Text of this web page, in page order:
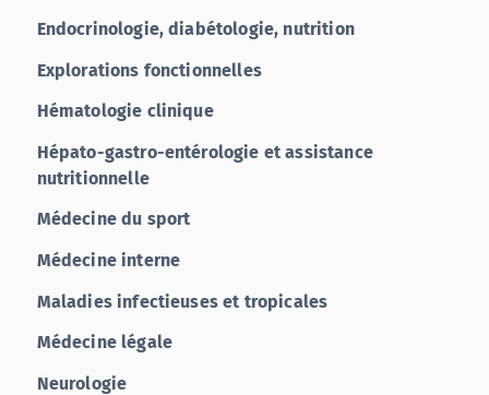
Endocrinologie, diabétologie, nutrition
Explorations fonctionnelles
Hématologie clinique
Hépato-gastro-entérologie et assistance
nutritionnelle
Médecine du sport
Médecine interne
Maladies infectieuses et tropicales
Médecine légale
Neurologie